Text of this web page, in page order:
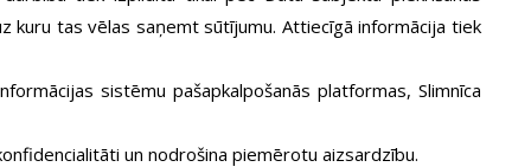
tas vēlas saņemt sūtījumu. Attiecīgā informācija tiek
sistēmu pašapkalpošanās platformas, Slimnīca
un nodrošina piemērotu aizsardzību.